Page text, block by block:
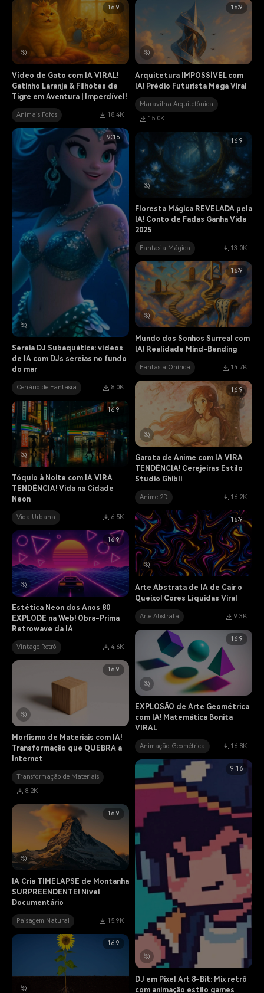
16:9
Vídeo de Gato com IA VIRAL!
Gatinho Laranja & Filhotes de
Tigre em Aventura | Imperdível!
Animais Fofos 18.4K
16:9
Arquitetura IMPOSSÍVEL com
IA! Prédio Futurista Mega Viral
Maravilha Arquitetônica
15.0K
9:16
Sereia DJ Subaquática: vídeos
de IA com DJs sereias no fundo
do mar
Cenário de Fantasia 8.0K
16:9
Floresta Mágica REVELADA pela
IA! Conto de Fadas Ganha Vida
2025
Fantasia Mágica 13.0K
16:9
Mundo dos Sonhos Surreal com
IA! Realidade Mind-Bending
Fantasia Onírica 14.7K
16:9
Garota de Anime com IA VIRA
TENDÊNCIA! Cerejeiras Estilo
Studio Ghibli
Anime 2D 16.2K
16:9
Tóquio à Noite com IA VIRA
TENDÊNCIA! Vida na Cidade
Neon
Vida Urbana 6.5K 16:9
Arte Abstrata de IA de Cair o
Queixo! Cores Líquidas Viral
Arte Abstrata 9.3K
16:9
Estética Neon dos Anos 80
EXPLODE na Web! Obra-Prima
Retrowave da IA
Vintage Retrô 4.6K
16:9
EXPLOSÃO de Arte Geométrica
com IA! Matemática Bonita
VIRAL
Animação Geométrica 16.8K
16:9
Morfismo de Materiais com IA!
Transformação que QUEBRA a
Internet
Transformação de Materiais
8.2K
9:16
DJ em Pixel Art 8-Bit: Mix retrô
com animação estilo games
16:9
IA Cria TIMELAPSE de Montanha
SURPREENDENTE! Nível
Documentário
Paisagem Natural 15.9K
16:9